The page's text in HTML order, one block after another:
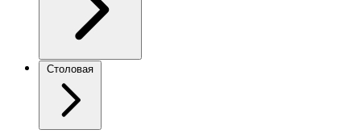
Столовая